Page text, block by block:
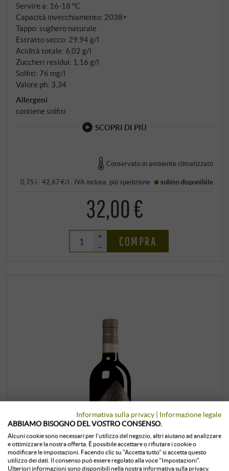
Servire a: 16‑18 °C
Capacità invecchiamento: 2038+
Tappo: sughero naturale
Estratto secco: 29,94 g/l
Acidità totale: 6,02 g/l
Zuccheri residui: 1,16 g/l
Solfiti: 76 mg/l
Valore ph: 3,34
Allergeni
contiene solfiti
SCOPRI DI PIÙ
Conservato in ambiente climatizzato
0,75 l · 42,67 €/l · IVA inclusa, piùspedizione subito disponibile
32,00 €
+
–
COMPRA
Informativa sulla privacy | Informazione legale
ABBIAMO BISOGNO DEL VOSTRO CONSENSO.
Alcuni cookie sono necessari per l'utilizzo del negozio, altri aiutano ad analizzare
e ottimizzare la nostra offerta. È possibile accettare o rifiutare i cookie o
modificare le impostazioni. Facendo clic su "Accetta tutto" si accetta questo
utilizzo dei dati. Il consenso può essere regolato alla voce "Impostazioni".
Ulteriori informazioni sono disponibili nella nostra informativa sulla privacy.